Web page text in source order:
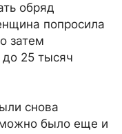
обряд
попросила
затем
25 тысяч
снова
можно было еще и